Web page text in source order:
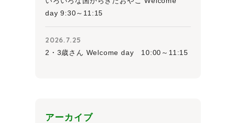
day 9:30～11:15
2026.7.25
2・3歳さん Welcome day 10:00～11:15
アーカイブ